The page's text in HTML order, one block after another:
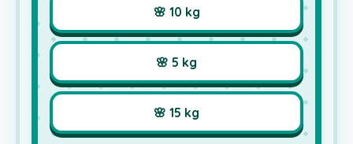
🌸 10 kg
🌸 5 kg
🌸 15 kg